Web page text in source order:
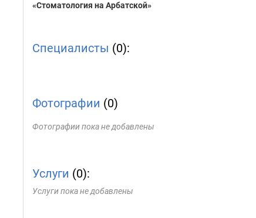
«Стоматология на Арбатской»
Специалисты (0):
Фотографии (0)
Фотографии пока не добавлены
Услуги (0):
Услуги пока не добавлены